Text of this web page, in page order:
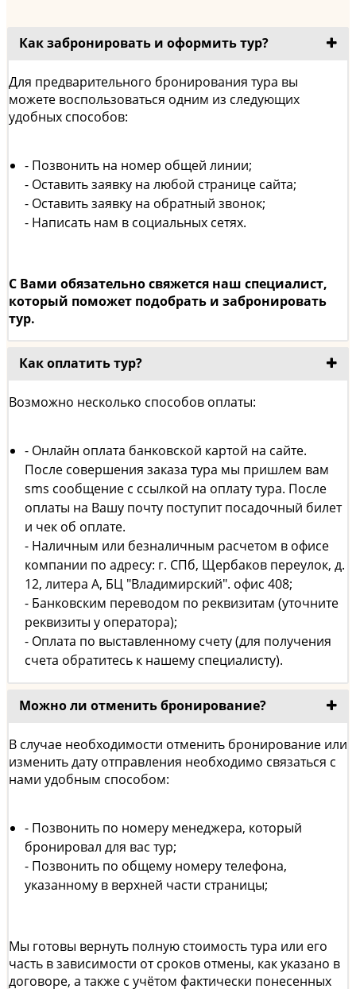
Как забронировать и оформить тур?
Для предварительного бронирования тура вы
можете воспользоваться одним из следующих
удобных способов:
- Позвонить на номер общей линии;
- Оставить заявку на любой странице сайта;
- Оставить заявку на обратный звонок;
- Написать нам в социальных сетях.
С Вами обязательно свяжется наш специалист,
который поможет подобрать и забронировать
тур.
Как оплатить тур?
Возможно несколько способов оплаты:
- Онлайн оплата банковской картой на сайте.
После совершения заказа тура мы пришлем вам
sms сообщение с ссылкой на оплату тура. После
оплаты на Вашу почту поступит посадочный билет
и чек об оплате.
- Наличным или безналичным расчетом в офисе
компании по адресу: г. СПб, Щербаков переулок, д.
12, литера А, БЦ "Владимирский". офис 408;
- Банковским переводом по реквизитам (уточните
реквизиты у оператора);
- Оплата по выставленному счету (для получения
счета обратитесь к нашему специалисту).
Можно ли отменить бронирование?
В случае необходимости отменить бронирование или
изменить дату отправления необходимо связаться с
нами удобным способом:
- Позвонить по номеру менеджера, который
бронировал для вас тур;
- Позвонить по общему номеру телефона,
указанному в верхней части страницы;
Мы готовы вернуть полную стоимость тура или его
часть в зависимости от сроков отмены, как указано в
договоре, а также с учётом фактически понесенных